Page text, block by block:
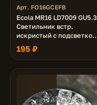
Арт. FO16GCEFB
Ecola MR16 LD7009 GU5.3
Светильник встр.
искристый с подсветкой
"Кристалл" Прозрачный и
Янтарь / Золото 30x95
195 ₽